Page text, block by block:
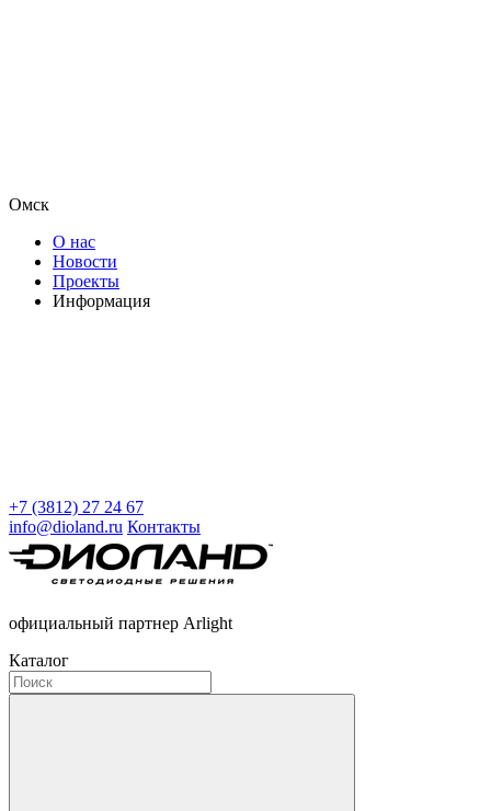
Омск
О нас
Новости
Проекты
Информация
+7 (3812) 27 24 67
info@dioland.ru Контакты
официальный партнер Arlight
Каталог